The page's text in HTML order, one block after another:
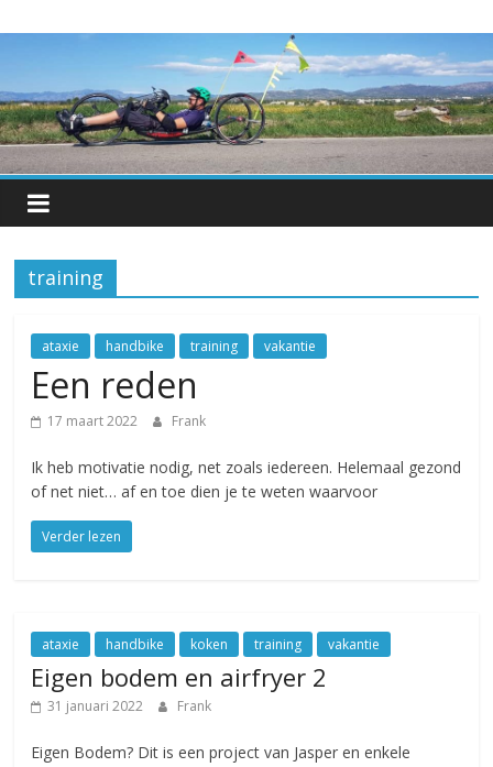
toHetkan.be
leven
met
een
progressieve
spierziekte
training
ataxie handbike training vakantie
Een reden
17 maart 2022 Frank
Ik heb motivatie nodig, net zoals iedereen. Helemaal gezond
of net niet… af en toe dien je te weten waarvoor
Verder lezen
ataxie handbike koken training vakantie
Eigen bodem en airfryer 2
31 januari 2022 Frank
Eigen Bodem? Dit is een project van Jasper en enkele